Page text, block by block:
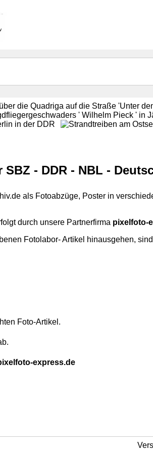
- DDR - NBL -
als Fotoabzüge, Poster in
durch unsere Partnerfirma pixelfoto-
Fotolabor- Artikel hinausgehen,
Foto-Artikel.
express.de